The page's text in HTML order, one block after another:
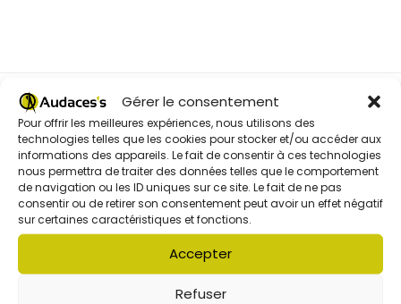
Gérer le consentement
Pour offrir les meilleures expériences, nous utilisons des
technologies telles que les cookies pour stocker et/ou accéder aux
informations des appareils. Le fait de consentir à ces technologies
nous permettra de traiter des données telles que le comportement
de navigation ou les ID uniques sur ce site. Le fait de ne pas
consentir ou de retirer son consentement peut avoir un effet négatif
sur certaines caractéristiques et fonctions.
Accepter
Refuser
L'association Audaces's
Le conseil d'administration